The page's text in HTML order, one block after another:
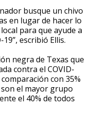
busque un chivo
en lugar de hacer lo
para que ayude a
escribió Ellis.
negra de Texas que
contra el COVID-
con 35%
el mayor grupo
el 40% de todos